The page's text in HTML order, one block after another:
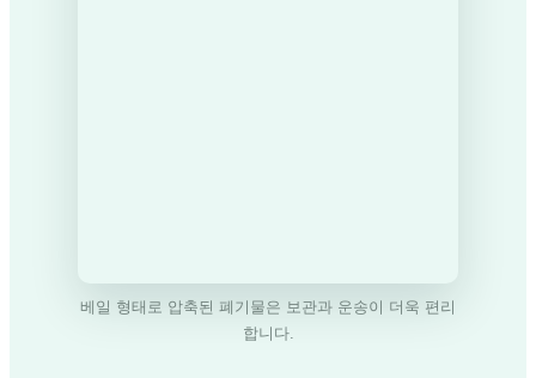
베일 형태로 압축된 폐기물은 보관과 운송이 더욱 편리
합니다.